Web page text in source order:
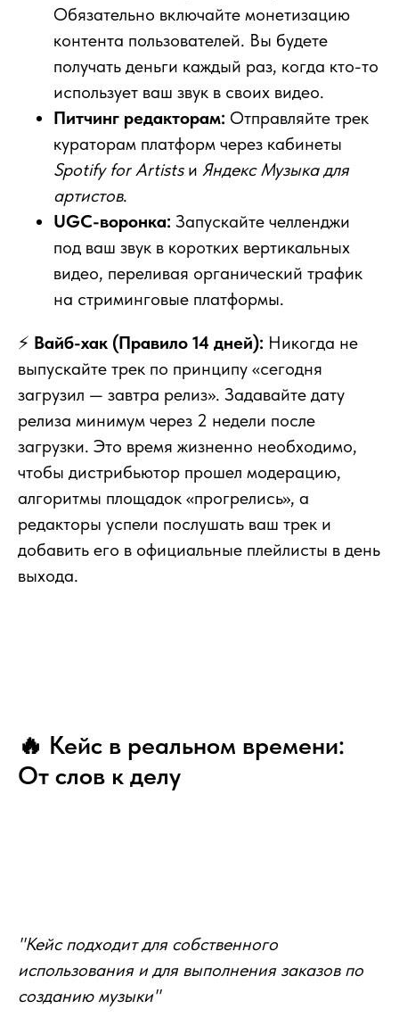
Обязательно включайте монетизацию
контента пользователей. Вы будете
получать деньги каждый раз, когда кто-то
использует ваш звук в своих видео.
Питчинг редакторам: Отправляйте трек
кураторам платформ через кабинеты
Spotify for Artistsи Яндекс Музыка для
артистов.
UGC-воронка: Запускайте челленджи
под ваш звук в коротких вертикальных
видео, переливая органический трафик
на стриминговые платформы.
⚡ Вайб-хак (Правило 14 дней): Никогда не
выпускайте трек по принципу «сегодня
загрузил — завтра релиз». Задавайте дату
релиза минимум через 2 недели после
загрузки. Это время жизненно необходимо,
чтобы дистрибьютор прошел модерацию,
алгоритмы площадок «прогрелись», а
редакторы успели послушать ваш трек и
добавить его в официальные плейлисты в день
выхода.
🔥 Кейс в реальном времени:
От слов к делу
"Кейс подходит для собственного
использования и для выполнения заказов по
созданию музыки"